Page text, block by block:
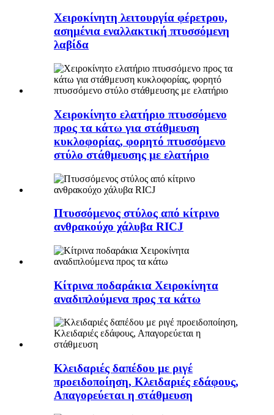
Χειροκίνητη λειτουργία φέρετρου,
ασημένια εναλλακτική πτυσσόμενη
λαβίδα
Χειροκίνητο ελατήριο πτυσσόμενο
προς τα κάτω για στάθμευση
κυκλοφορίας, φορητό πτυσσόμενο
στύλο στάθμευσης με ελατήριο
Πτυσσόμενος στύλος από κίτρινο
ανθρακούχο χάλυβα RICJ
Κίτρινα ποδαράκια Χειροκίνητα
αναδιπλούμενα προς τα κάτω
Κλειδαριές δαπέδου με ριγέ
προειδοποίηση, Κλειδαριές εδάφους,
Απαγορεύεται η στάθμευση